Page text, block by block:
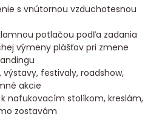
s vnútornou vzduchotesnou
potlačou podľa zadania
výmeny plášťov pri zmene
festivaly, roadshow,
akcie
nafukovacím stolíkom, kreslám,
zostavám